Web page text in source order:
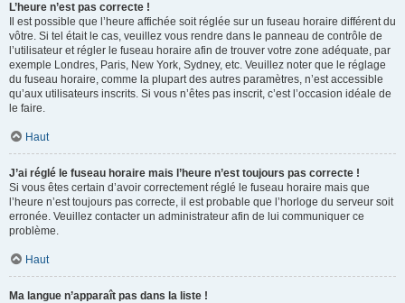
L’heure n’est pas correcte !
Il est possible que l’heure affichée soit réglée sur un fuseau horaire différent du
vôtre. Si tel était le cas, veuillez vous rendre dans le panneau de contrôle de
l’utilisateur et régler le fuseau horaire afin de trouver votre zone adéquate, par
exemple Londres, Paris, New York, Sydney, etc. Veuillez noter que le réglage
du fuseau horaire, comme la plupart des autres paramètres, n’est accessible
qu’aux utilisateurs inscrits. Si vous n’êtes pas inscrit, c’est l’occasion idéale de
le faire.
Haut
J’ai réglé le fuseau horaire mais l’heure n’est toujours pas correcte !
Si vous êtes certain d’avoir correctement réglé le fuseau horaire mais que
l’heure n’est toujours pas correcte, il est probable que l’horloge du serveur soit
erronée. Veuillez contacter un administrateur afin de lui communiquer ce
problème.
Haut
Ma langue n’apparaît pas dans la liste !